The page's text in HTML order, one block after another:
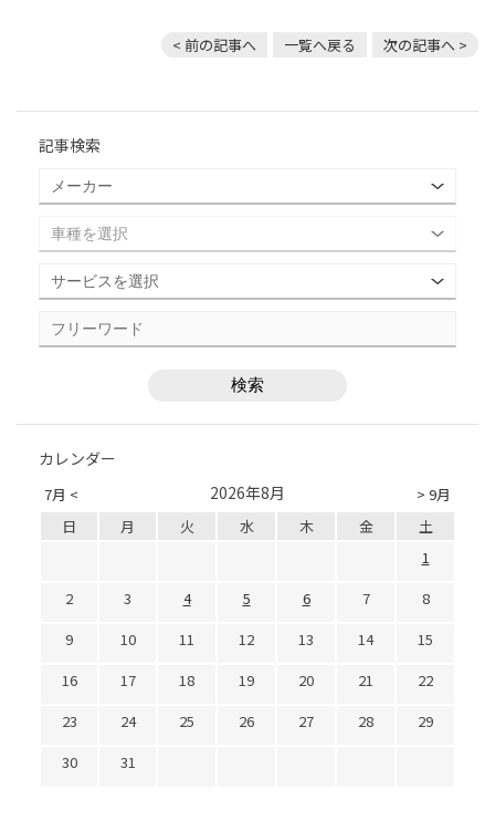
< 前の記事へ 一覧へ戻る 次の記事へ >
記事検索
カレンダー
7月 < > 9月
2026年8月
日 月 火 水 木 金
土
1
2
3 4 5 6 7
8
9
10 11 12 13 14
15
16
17 18 19 20 21
22
23
24 25 26 27 28
29
30
31